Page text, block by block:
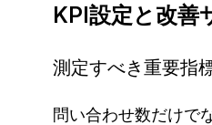
KPI設定と改善
測定すべき重要指
問い合わせ数だけで